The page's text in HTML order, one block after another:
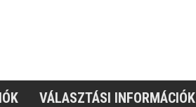
VÁLASZTÁSI INFORMÁCIÓK